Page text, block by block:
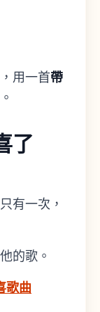
用一首帶
了
有一次，
的歌。
歌曲